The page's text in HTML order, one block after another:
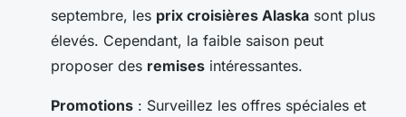
septembre, les prix croisières Alaska sont plus
élevés. Cependant, la faible saison peut
proposer des remises intéressantes.
Promotions : Surveillez les offres spéciales et